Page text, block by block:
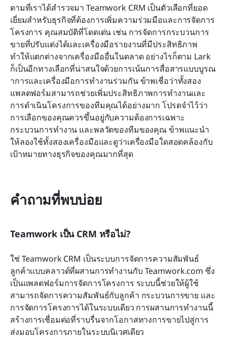
ตามที่เราได้สำรวจมา Teamwork CRM เป็นตัวเลือกที่ยอด
เยี่ยมสำหรับธุรกิจที่ต้องการเพิ่มความร่วมมือและการจัดการ
โครงการ คุณสมบัติที่โดดเด่น เช่น การจัดการกระบวนการ
ขายที่ปรับแต่งได้และเครื่องมือรายงานที่มีประสิทธิภาพ
ทำให้แตกต่างจากเครื่องมืออื่นในตลาด อย่างไรก็ตาม Lark
ก็เป็นอีกทางเลือกที่น่าสนใจด้วยการเน้นการสื่อสารแบบบูรณ
าการและเครื่องมือการทำงานร่วมกัน ข้าพเชื่อว่าทั้งสอง
แพลตฟอร์มสามารถช่วยเพิ่มประสิทธิภาพการทำงานและ
การดำเนินโครงการของทีมคุณได้อย่างมาก โปรดจำไว้ว่า
การเลือกของคุณควรขึ้นอยู่กับความต้องการเฉพาะ
กระบวนการทำงาน และพลวัตของทีมของคุณ ข้าพแนะนำ
ให้ลองใช้ทั้งสองเครื่องมือและดูว่าเครื่องมือใดสอดคล้องกับ
เป้าหมายทางธุรกิจของคุณมากที่สุด
คำถามที่พบบ่อย
Teamwork เป็น CRM หรือไม่?
ใช่ Teamwork CRM เป็นระบบการจัดการความสัมพันธ์
ลูกค้าแบบคลาวด์ที่ผสานการทำงานกับ Teamwork.com ซึ่ง
เป็นแพลตฟอร์มการจัดการโครงการ ระบบนี้ช่วยให้ผู้ใช้
สามารถจัดการความสัมพันธ์กับลูกค้า กระบวนการขาย และ
การจัดการโครงการได้ในระบบเดียว การผสานการทำงานนี้
สร้างการเชื่อมต่อที่ราบรื่นจากโอกาสทางการขายไปสู่การ
ส่งมอบโครงการภายในระบบนิเวศเดียว